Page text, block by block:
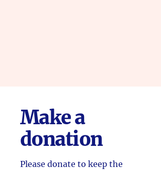
Make a
donation
Please donate to keep the